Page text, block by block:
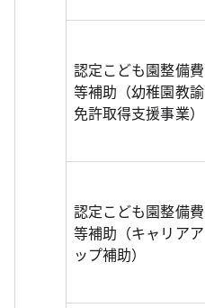
認定こども園整備費
等補助（幼稚園教諭
免許取得支援事業）
認定こども園整備費
等補助（キャリアア
ップ補助）